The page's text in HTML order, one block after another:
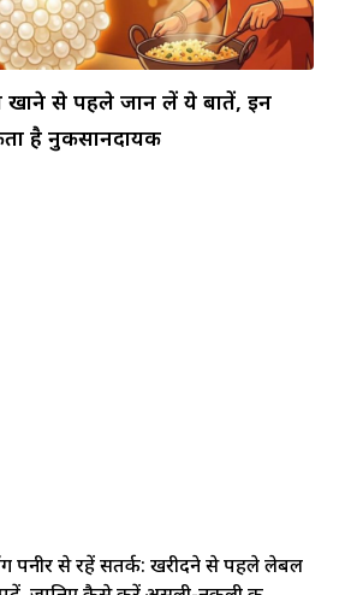
खाने से पहले जान लें ये बातें, इन
है नुकसानदायक
पनीर से रहें सतर्क: खरीदने से पहले लेबल